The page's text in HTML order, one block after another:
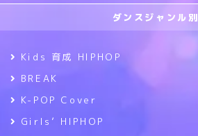
ダンスジャンル別
Kids 育成 HIPHOP
BREAK
K-POP Cover
Girls’ HIPHOP